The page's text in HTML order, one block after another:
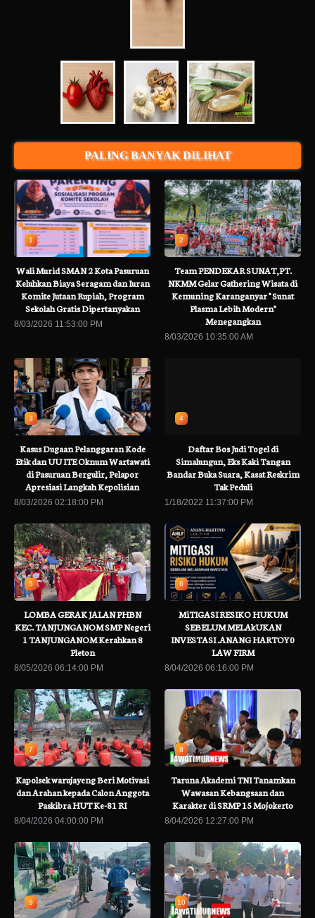
PALING BANYAK DILIHAT
1
Wali Murid SMAN 2 Kota Pasuruan
Keluhkan Biaya Seragam dan Iuran
Komite Jutaan Rupiah, Program
Sekolah Gratis Dipertanyakan
8/03/2026 11:53:00 PM
2
Team PENDEKAR SUNAT,PT.
NKMM Gelar Gathering Wisata di
Kemuning Karanganyar " Sunat
Plasma Lebih Modern"
Menegangkan
8/03/2026 10:35:00 AM
3
Kasus Dugaan Pelanggaran Kode
Etik dan UU ITE Oknum Wartawati
di Pasuruan Bergulir, Pelapor
Apresiasi Langkah Kepolisian
8/03/2026 02:18:00 PM
4
Daftar Bos Judi Togel di
Simalungun, Eks Kaki Tangan
Bandar Buka Suara, Kasat Reskrim
Tak Peduli
1/18/2022 11:37:00 PM
5
LOMBA GERAK JALAN PHBN
KEC. TANJUNGANOM SMP Negeri
1 TANJUNGANOM Kerahkan 8
Pleton
8/05/2026 06:14:00 PM
6
MiTIGASI RESIKO HUKUM
SEBELUM MELAkUKAN
INVESTASI .ANANG HARTOY0
LAW FIRM
8/04/2026 06:16:00 PM
7
Kapolsek warujayeng Beri Motivasi
dan Arahan kepada Calon Anggota
Paskibra HUT Ke-81 RI
8/04/2026 04:00:00 PM
8
Taruna Akademi TNI Tanamkan
Wawasan Kebangsaan dan
Karakter di SRMP 15 Mojokerto
8/04/2026 12:27:00 PM
9 10